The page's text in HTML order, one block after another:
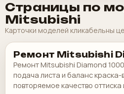
Страницы по
Mitsubishi
Карточки моделей кликабельны
Ремонт Mitsubishi
Ремонт Mitsubishi Diamond
подача листа и баланс краска-
повторяемое качество